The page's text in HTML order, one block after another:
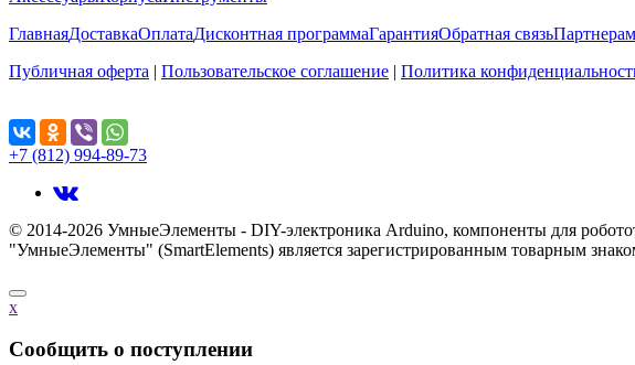
ГлавнаяДоставкаОплатаДисконтная программаГарантияОбратная связьПартнерам
Публичная оферта | Пользовательское соглашение | Политика
+7 (812) 994-89-73
© 2014-2026 УмныеЭлементы - DIY-электроника Arduino, компоненты для
"УмныеЭлементы" (SmartElements) является зарегистрированным товарным
x
Cообщить о поступлении